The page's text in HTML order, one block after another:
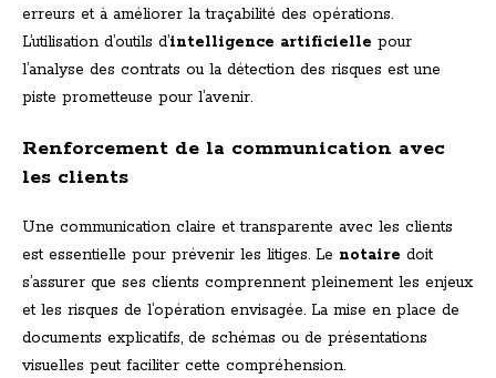
erreurs et à améliorer la traçabilité des opérations.
L’utilisation d’outils d’intelligence artificielle pour
l’analyse des contrats ou la détection des risques est une
piste prometteuse pour l’avenir.
Renforcement de la communication avec
les clients
Une communication claire et transparente avec les clients
est essentielle pour prévenir les litiges. Le notaire doit
s’assurer que ses clients comprennent pleinement les enjeux
et les risques de l’opération envisagée. La mise en place de
documents explicatifs, de schémas ou de présentations
visuelles peut faciliter cette compréhension.